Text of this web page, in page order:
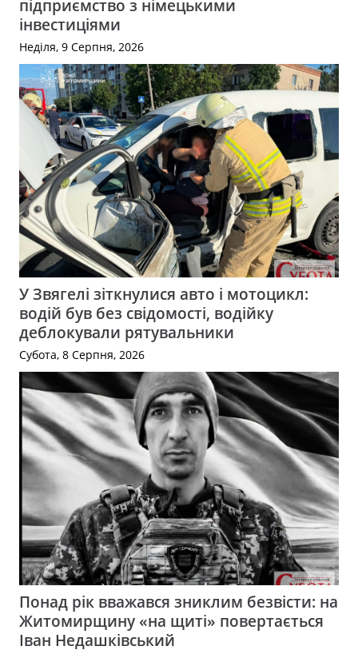
підприємство з німецькими
інвестиціями
Неділя, 9 Серпня, 2026
У Звягелі зіткнулися авто і мотоцикл:
водій був без свідомості, водійку
деблокували рятувальники
Субота, 8 Серпня, 2026
Понад рік вважався зниклим безвісти: на
Житомирщину «на щиті» повертається
Іван Недашківський